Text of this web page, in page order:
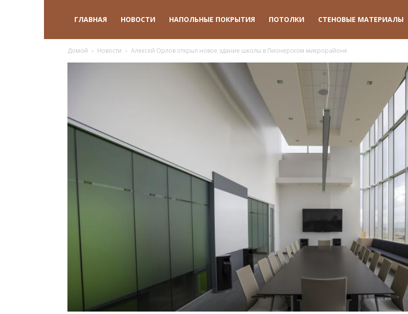
ГЛАВНАЯ НОВОСТИ НАПОЛЬНЫЕ ПОКРЫТИЯ ПОТОЛКИ СТЕНОВЫЕ МАТЕРИАЛЫ
Домой Новости Алексей Орлов открыл новое здание школы в Пионерском микрорайоне